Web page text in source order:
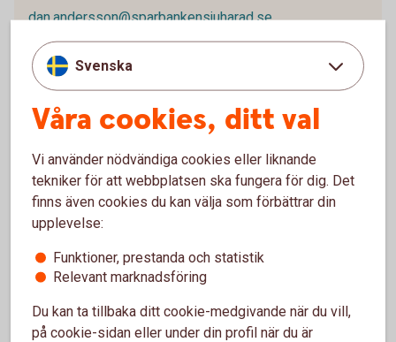
dan.andersson@sparbankensjuharad.se
Johan Samuelsson
Företagsrådgivare
johan.samuelsson@sparbankensjuharad.se
Kundsupport
Svenska
Våra cookies, ditt val
Vi använder nödvändiga cookies eller liknande
tekniker för att webbplatsen ska fungera för dig. Det
finns även cookies du kan välja som förbättrar din
upplevelse:
Funktioner, prestanda och statistik
Relevant marknadsföring
Du kan ta tillbaka ditt cookie-medgivande när du vill,
på cookie-sidan eller under din profil när du är